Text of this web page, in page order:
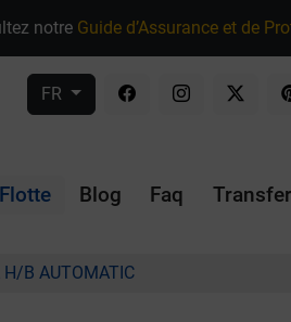
notre Guide d’Assurance et de
FR
Flotte Blog Faq
H/B AUTOMATIC